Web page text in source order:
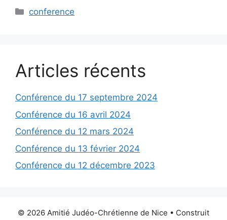
Catégories
conference
Articles récents
Conférence du 17 septembre 2024
Conférence du 16 avril 2024
Conférence du 12 mars 2024
Conférence du 13 février 2024
Conférence du 12 décembre 2023
© 2026 Amitié Judéo-Chrétienne de Nice • Construit